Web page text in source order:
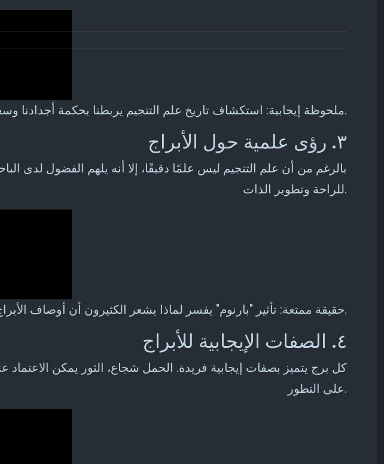
ملحوظة إيجابية: استكشاف تاريخ علم التنجيم يربطنا بحكمة أجدادنا وسعيهم لفهم الكون.
٣. رؤى علمية حول الأبراج
بالرغم من أن علم التنجيم ليس علمًا دقيقًا، إلا أنه يلهم الفضول لدى
للراحة وتطوير الذات.
حقيقة ممتعة: تأثير "بارنوم" يفسر لماذا يشعر الكثيرون أن أوصاف الأبراج تنطبق عليهم تمامًا، حيث يتقبل البشر العبارات العامة كأنها موجهة لهم خصيصًا.
٤. الصفات الإيجابية للأبراج
كل برج يتميز بصفات إيجابية فريدة. الحمل شجاع، الثور يمكن
على التطور.